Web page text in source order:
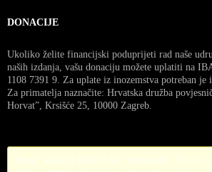
DONACIJE
Ukoliko želite financijski poduprijeti rad naše
naših izdanja, vašu donaciju možete uplatiti na
1108 7391 9. Za uplate iz inozemstva potreban
Za primatelja naznačite: Hrvatska družba
Horvat”, Krsišće 25, 10000 Zagreb.